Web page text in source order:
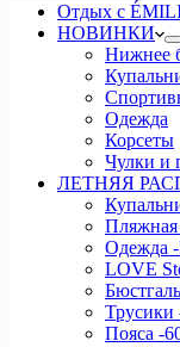
Отдых с
НОВИНКИ
Нижнее
Одежда
Корсеты
Чулки и
ЛЕТНЯЯ
Пляжная
Одежда
LOVE
Трусики
Пояса -